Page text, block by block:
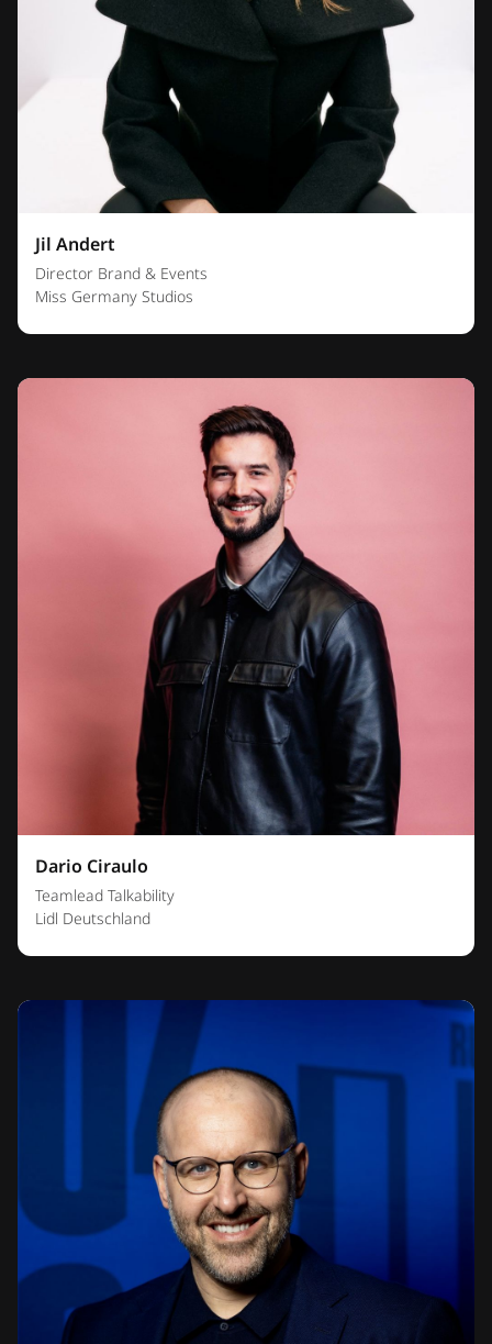
Jil Andert
Director Brand & Events
Miss Germany Studios
Dario Ciraulo
Teamlead Talkability
Lidl Deutschland